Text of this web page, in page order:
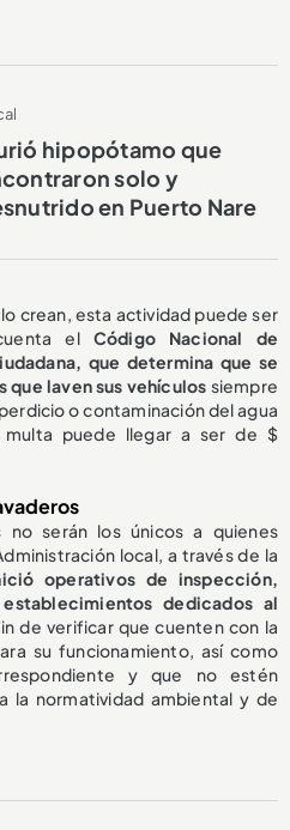
hipopótamo que
solo y
en Puerto Nare
crean, esta actividad puede ser
el Código Nacional de
que determina que se
que laven sus vehículos siempre
o contaminación del agua
multa puede llegar a ser de $
serán los únicos a quienes
local, a través de la
operativos de inspección,
dedicados al
de verificar que cuenten con la
su funcionamiento, así como
y que no estén
la normatividad ambiental y de